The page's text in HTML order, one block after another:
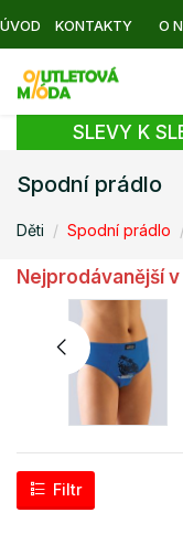
ÚVOD KONTAKTY O
SLEVY K
Spodní prádlo
Děti Spodní prádlo
Nejprodávanější
Filtr